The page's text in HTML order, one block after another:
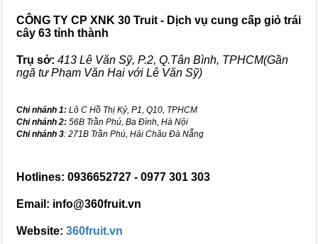
CÔNG TY CP XNK 30 Truit - Dịch vụ cung cấp giỏ trái
cây 63 tỉnh thành
Trụ sở: 413 Lê Văn Sỹ, P.2, Q.Tân Bình, TPHCM(Gần
ngã tư Phạm Văn Hai với Lê Văn Sỹ)
Chi nhánh 1: Lô C Hồ Thị Kỷ, P1, Q10, TPHCM
Chi nhánh 2: 56B Trần Phú, Ba Đình, Hà Nội
Chi nhánh 3: 271B Trần Phú, Hải Châu Đà Nẵng
Hotlines: 0936652727 - 0977 301 303
Email: info@360fruit.vn
Website: 360fruit.vn